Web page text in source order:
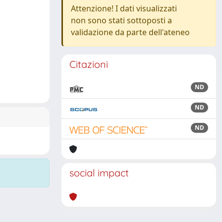
Attenzione! I dati visualizzati
non sono stati sottoposti a
validazione da parte dell'ateneo
Citazioni
ND
ND
ND
social impact